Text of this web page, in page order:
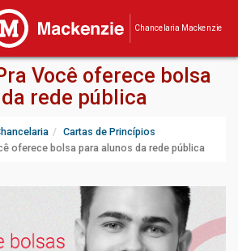
Chancelaria Mackenzie
Você oferece bolsa
rede pública
Cartas de Princípios
oferece bolsa para alunos da rede pública